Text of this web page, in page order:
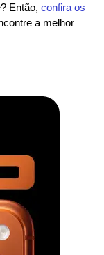
Então, confira os
a melhor